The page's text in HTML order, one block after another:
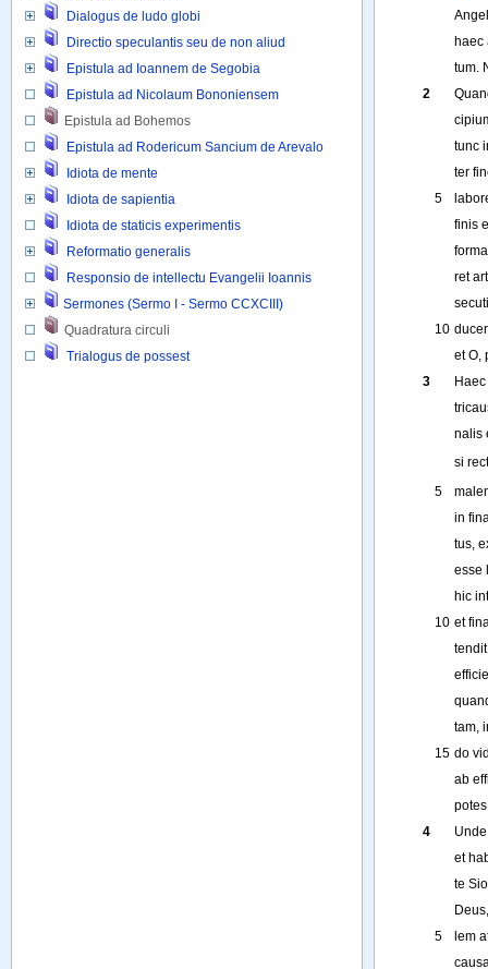
Dialogus de ludo globi
Directio speculantis seu de non aliud
Epistula ad Ioannem de Segobia
Epistula ad Nicolaum Bononiensem
Epistula ad Bohemos
Epistula ad Rodericum Sancium de Arevalo
Idiota de mente
Idiota de sapientia
Idiota de staticis experimentis
Reformatio generalis
Responsio de intellectu Evangelii Ioannis
Sermones (Sermo I - Sermo CCXCIII)
Quadratura circuli
Trialogus de possest
haec
tum.
2
tunc
ter
5
finis
forma
ret
10
et O,
3
Haec
nalis
si
5
in
tus,
esse
hic
10 et
tendit
tam,
15 do
ab
potes
4
Unde
et
te
Deus
5
lem